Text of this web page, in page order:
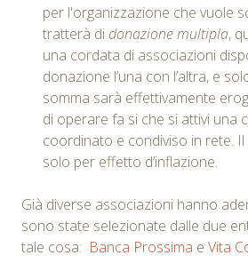
per l'organizzazione che vuole
tratterà didonazione multipla,
una cordata di associazioni
donazione l’una con l’altra, e
somma sarà effettivamente
di operare fa si che si attivi una
coordinato e condiviso in rete.
solo per effetto d’inflazione.
Già diverse associazioni hanno
sono state selezionate dalle due
tale cosa: Banca Prossima e Vita